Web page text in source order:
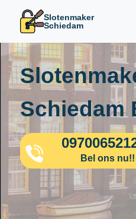
Slotenmaker
Schiedam
Schiedam
Bel ons nu!!